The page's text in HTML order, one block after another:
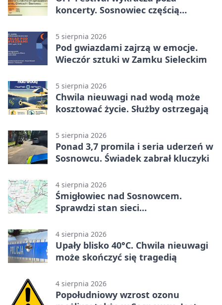
koncerty. Sosnowiec częścią
5 sierpnia 2026
Pod gwiazdami zajrzą w emocje.
Wieczór sztuki w Zamku Sieleckim
5 sierpnia 2026
Chwila nieuwagi nad wodą może
kosztować życie. Służby ostrzegają
5 sierpnia 2026
Ponad 3,7 promila i seria uderzeń w
Sosnowcu. Świadek zabrał kluczyki
4 sierpnia 2026
Śmigłowiec nad Sosnowcem.
Sprawdzi stan sieci
4 sierpnia 2026
Upały blisko 40°C. Chwila nieuwagi
może skończyć się tragedią
4 sierpnia 2026
Popołudniowy wzrost ozonu